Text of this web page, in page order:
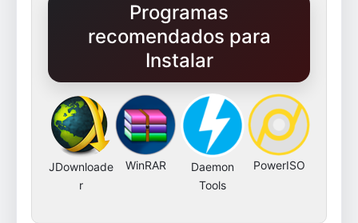
Programas
recomendados para
Instalar
JDownloade
r
WinRAR
Daemon
Tools
PowerISO